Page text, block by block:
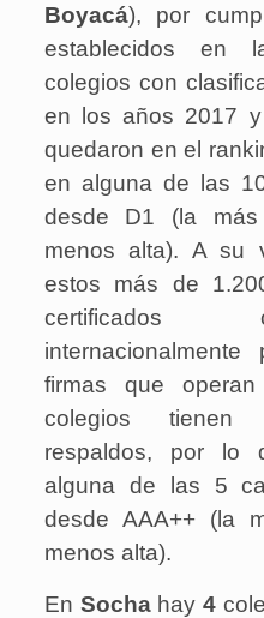
Boyacá), por
establecidos en
colegios con
en los años 2017
quedaron en el
en alguna de las
desde D1 (la
menos alta). A su
estos más de
certificados
firmas que
colegios tienen
respaldos, por lo
alguna de las 5
desde AAA++ (la
menos alta).
En Socha hay4